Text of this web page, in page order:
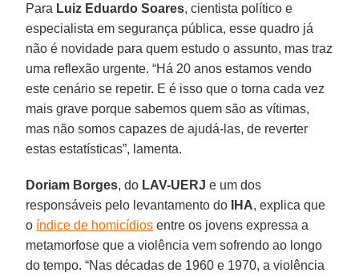
Para Luiz Eduardo Soares, cientista político e
especialista em segurança pública, esse quadro já
não é novidade para quem estudo o assunto, mas traz
uma reflexão urgente. “Há 20 anos estamos vendo
este cenário se repetir. E é isso que o torna cada vez
mais grave porque sabemos quem são as vítimas,
mas não somos capazes de ajudá-las, de reverter
estas estatísticas”, lamenta.
Doriam Borges, do LAV-UERJe um dos
responsáveis pelo levantamento do
IHA, explica que
o índice de homicídios entre os jovens expressa a
metamorfose que a violência vem sofrendo ao longo
do tempo. “Nas décadas de 1960 e 1970, a violência